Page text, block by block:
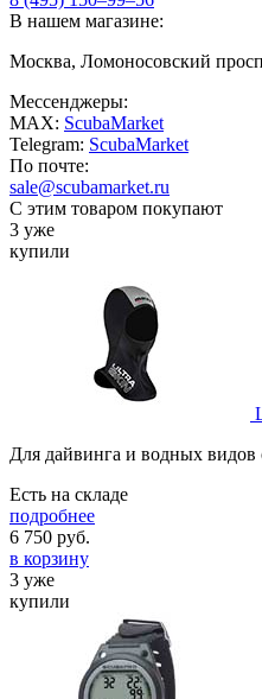
В нашем магазине:
Москва, Ломоносовский
Мессенджеры:
MAX: ScubaMarket
Telegram: ScubaMarket
По почте:
sale@scubamarket.ru
С этим товаром покупают
3 уже
купили
Для дайвинга и водных видов
Есть на складе
подробнее
6 750 руб.
в корзину
3 уже
купили